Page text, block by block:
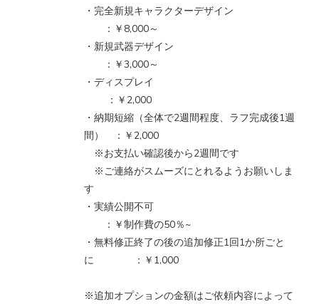
・完全新規キャラクターデザイン
：￥8,000～
・新規武器デザイン
：￥3,000～
・ディスプレイ
：￥2,000
・納期短縮（全体で2週間程度、ラフ完成後1週
間） ：￥2,000
※お支払い確認後から2週間です
※ご連絡がスムーズにとれるようお願いしま
す
・実績公開不可
：￥制作費の50％~
・無料修正終了の後の追加修正1回1か所ごと
に ：￥1,000
※追加オプションの金額はご依頼内容によって